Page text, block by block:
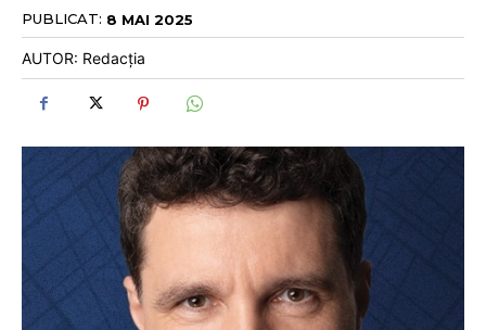
PUBLICAT: 8 MAI 2025
AUTOR: Redacția